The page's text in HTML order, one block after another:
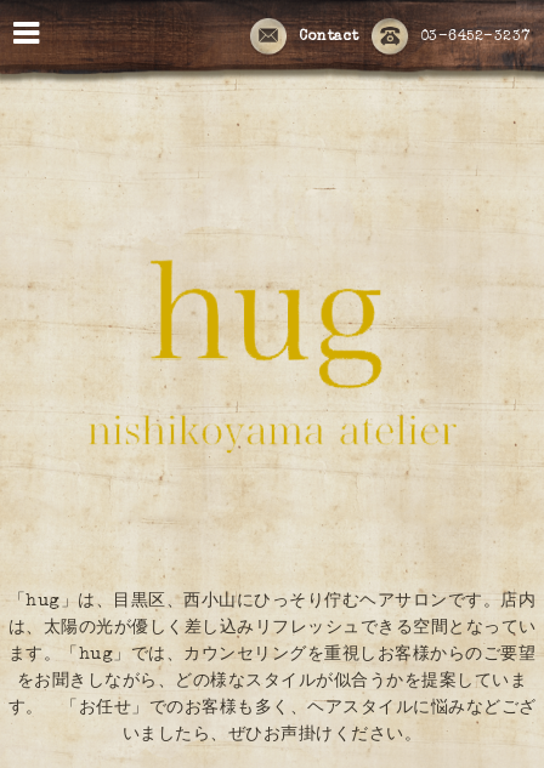
03-6452-3237
Contact
「hug」は、目黒区、西小山にひっそり佇むヘアサロンです。店内
は、太陽の光が優しく差し込みリフレッシュできる空間となってい
ます。「hug」では、カウンセリングを重視しお客様からのご要望
をお聞きしながら、どの様なスタイルが似合うかを提案していま
す。 「お任せ」でのお客様も多く、ヘアスタイルに悩みなどござ
いましたら、ぜひお声掛けください。